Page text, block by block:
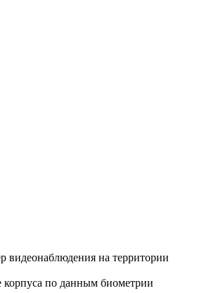
видеонаблюдения на территории
по данным биометрии